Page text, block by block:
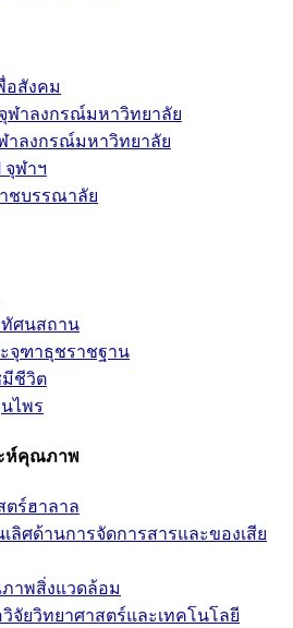
อสังคม
ฬาลงกรณ์มหาวิทยาลัย
าลงกรณ์มหาวิทยาลัย
จุฬาฯ
ชบรรณาลัย
ศนสถาน
ฑาธุชราชฐาน
ชีวิต
ไพร
ะห์คุณภาพ
ตร์ฮาลาล
ลิศด้านการจัดการสารและของเสีย
าพสิ่งแวดล้อม
จัยวิทยาศาสตร์และเทคโนโลยี